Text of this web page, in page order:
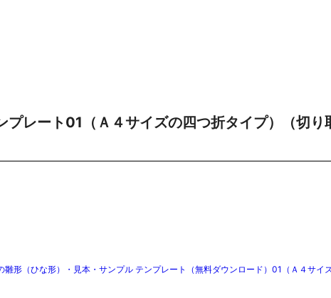
レート01（Ａ４サイズの四つ折タイプ）（切り
形（ひな形）・見本・サンプル テンプレート（無料ダウンロード）01（Ａ４サイ